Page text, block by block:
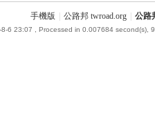
手機版 公路邦 twroad.org 公路
6 23:07 , Processed in 0.007684 second(s), 9